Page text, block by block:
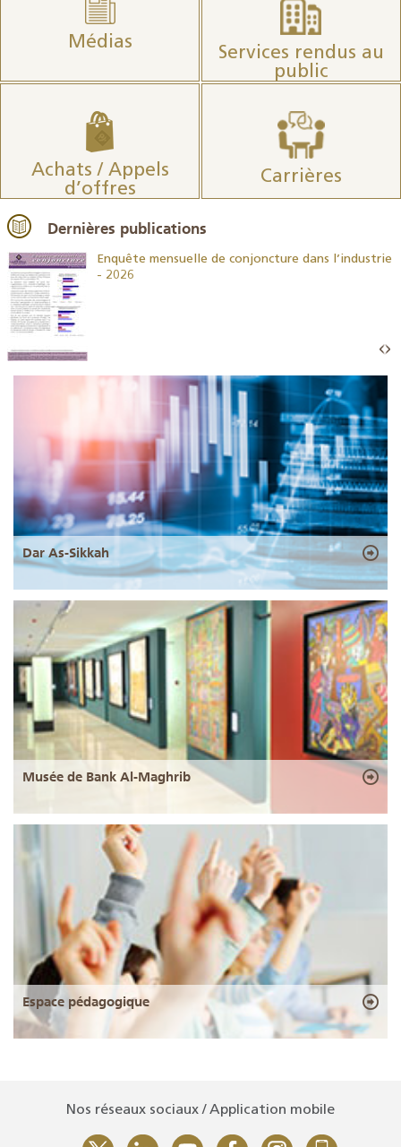
Médias
Services rendus au
public
Achats / Appels
d’offres
Carrières
Dernières publications
Enquête mensuelle de conjoncture dans l’industrie
- 2026
Dar As-Sikkah
Musée de Bank Al-Maghrib
Espace pédagogique
Nos réseaux sociaux / Application mobile